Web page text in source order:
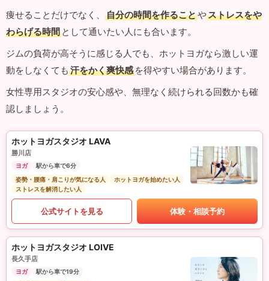
痩せることだけでなく、
自分の時間を作ることやストレスをや
わらげる時間 として通いたい人にも合います。
ジムの負荷が高そうに感じる人でも、ホットヨガなら激しい運
動をしなくても 汗をかく爽快感 を得やすい場合があります。
女性専用スタジオの安心感や、無理なく続けられる回数かも確
認しましょう。
ホットヨガスタジオ LAVA
勝川店
ヨガ
駅から車で6分
姿勢・腰痛・肩こりが気になる人
ホットヨガを始めたい人
ストレスを解消したい人
公式サイトを見る 体験・相談予約
ホットヨガスタジオ LOIVE
長久手店
ヨガ
駅から車で19分